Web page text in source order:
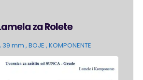
za Rolete
39 mm , BOJE , KOMPONENTE